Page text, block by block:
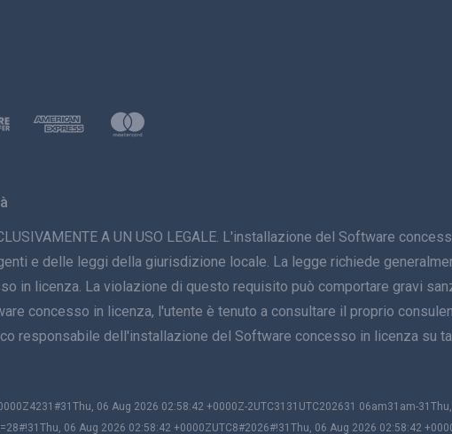
A UN USO LEGALE. L'installazione del Software
e delle leggi della giurisdizione locale. La legge richiede
in licenza. La violazione di questo requisito può comportare gravi
concesso in licenza, l'utente è tenuto a consultare il proprio
responsabile dell'installazione del Software concesso in licenza su
06 Aug 2026 02:58:42 +0000Z-2UTC3131UTC202631 06am31am-
06 Aug 2026 02:58:42 +0000ZUTC8#2026#!31Thu, 06 Aug 2026 02:58:42